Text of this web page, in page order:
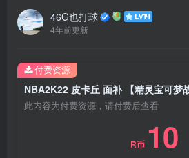
46G也打球
4年前更新
NBA2K22 皮卡丘 面补 【精灵宝可梦
此内容为付费资源，请付费后查看
R币 10
付费资源